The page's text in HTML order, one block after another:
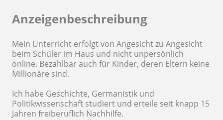
Anzeigenbeschreibung
Mein Unterricht erfolgt von Angesicht zu Angesicht
beim Schüler im Haus und nicht unpersönlich
online. Bezahlbar auch für Kinder, deren Eltern keine
Millionäre sind.
Ich habe Geschichte, Germanistik und
Politikwissenschaft studiert und erteile seit knapp 15
Jahren freiberuflich Nachhilfe.